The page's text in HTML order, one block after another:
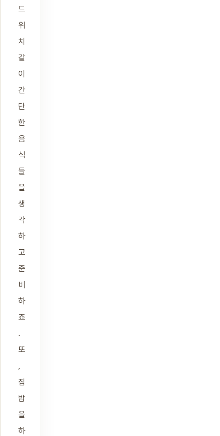
드
위
치
같
이
간
단
한
음
식
들
을
생
각
하
고
준
비
하
죠
.
또
집
밥
을
하